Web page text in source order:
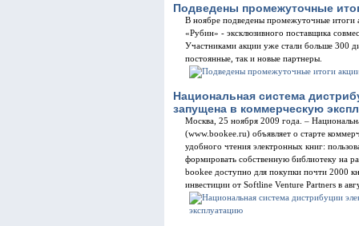
Подведены промежуточные
В ноябре подведены промежуточные итоги
«Рубин» - эксклюзивного поставщика
Участниками акции уже стали больше 300
постоянные, так и новые партнеры.
Национальная система
запущена в коммерческую
Москва, 25 ноября 2009 года. –
(www.bookee.ru) объявляет о старте
удобного чтения электронных книг:
формировать собственную библиотеку на
bookee доступно для покупки почти 2000
инвестиции от Softline Venture Partners в